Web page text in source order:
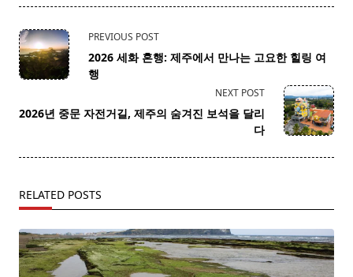
<span
class="nav-
subtitle
reader-
PREVIOUS POST
2026 세화 혼행: 제주에서 만나는 고요한 힐링 여
행
NEXT POST
2026년 중문 자전거길, 제주의 숨겨진 보석을 달리
다
RELATED POSTS